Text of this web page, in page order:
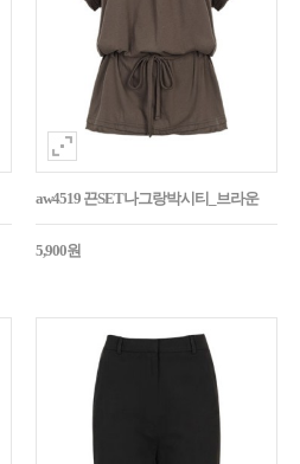
aw4519 끈SET나그랑박시티_브라운
5,900원